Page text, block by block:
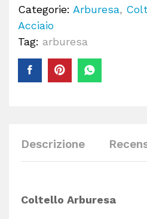
Categorie: Arburesa,
Acciaio
Tag: arburesa
Descrizione
Coltello Arburesa